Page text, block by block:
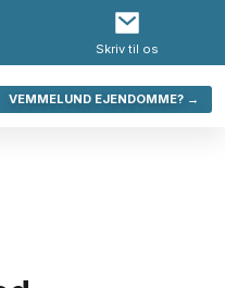
​Skriv til os
VEMMELUND EJENDOMME? →